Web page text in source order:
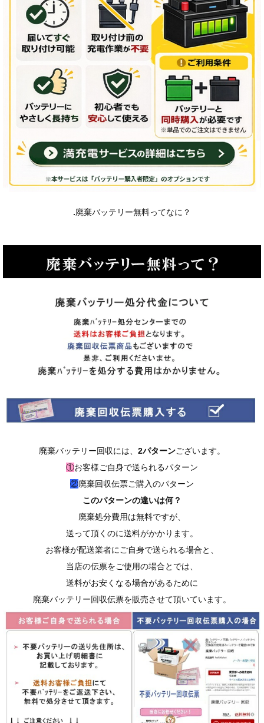
.廃棄バッテリー無料ってなに？
廃棄バッテリー回収には、 2パターンございます。
①お客様ご自身で送られるパターン
②廃棄回収伝票ご購入のパターン
このパターンの違いは何？
廃棄処分費用は無料ですが、
送って頂くのに送料がかかります。
お客様が配送業者にご自身で送られる場合と、
当店の伝票をご使用の場合とでは、
送料がお安くなる場合があるために
廃棄バッテリー回収伝票を販売させて頂いています。